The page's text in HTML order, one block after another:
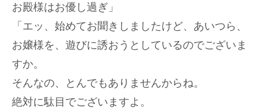
お殿様はお優し過ぎ」
「エッ、始めてお聞きしましたけど、あいつら、
お嬢様を、遊びに誘おうとしているのでございま
すか。
そんなの、とんでもありませんからね。
絶対に駄目でございますよ。